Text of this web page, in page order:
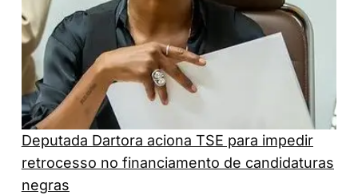
Deputada Dartora aciona TSE para impedir
retrocesso no financiamento de candidaturas
negras